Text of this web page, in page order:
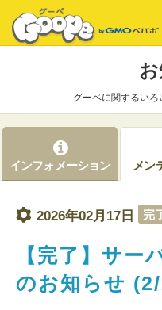
グーペに関するいろ
インフォメーション メン
2026年02月17日 完
【完了】サー
のお知らせ